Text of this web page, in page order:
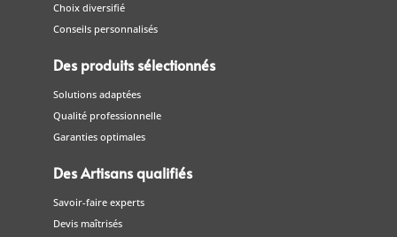
Choix diversifié
Conseils personnalisés
Des produits sélectionnés
Solutions adaptées
Qualité professionnelle
Garanties optimales
Des Artisans qualifiés
Savoir-faire experts
Devis maîtrisés